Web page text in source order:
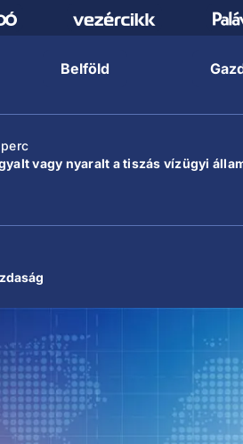
Belföld
perc
vagy nyaralt a tiszás vízügyi